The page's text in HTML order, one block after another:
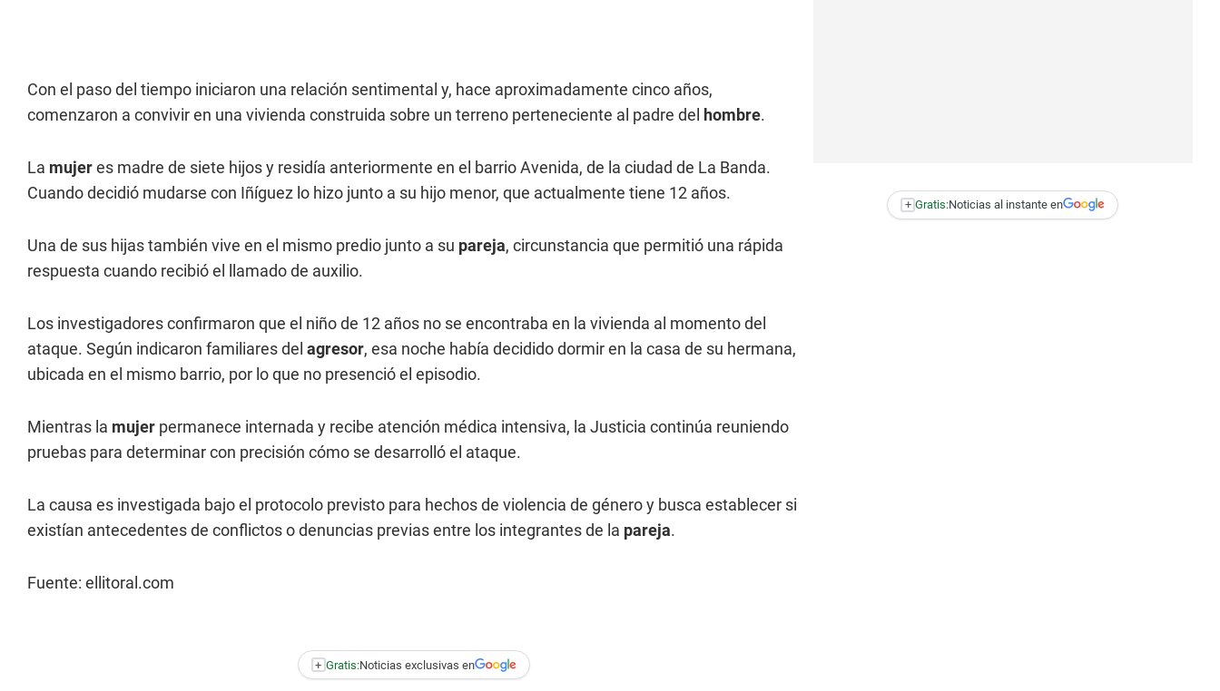
Con el paso del tiempo iniciaron una relación sentimental y, hace aproximadamente cinco años,
comenzaron a convivir en una vivienda construida sobre un terreno perteneciente al padre del hombre.
La mujeres madre de siete hijos y residía anteriormente en el barrio Avenida, de la ciudad de La Banda.
Cuando decidió mudarse con Iñíguez lo hizo junto a su hijo menor, que actualmente tiene 12 años.
Una de sus hijas también vive en el mismo predio junto a su pareja, circunstancia que permitió una rápida
respuesta cuando recibió el llamado de auxilio.
Los investigadores confirmaron que el niño de 12 años no se encontraba en la vivienda al momento del
ataque. Según indicaron familiares del agresor, esa noche había decidido dormir en la casa de su hermana,
ubicada en el mismo barrio, por lo que no presenció el episodio.
Mientras la mujer permanece internada y recibe atención médica intensiva, la Justicia continúa reuniendo
pruebas para determinar con precisión cómo se desarrolló el ataque.
La causa es investigada bajo el protocolo previsto para hechos de violencia de género y busca establecer si
existían antecedentes de conflictos o denuncias previas entre los integrantes de la pareja.
Fuente: ellitoral.com
+ Gratis:Noticias exclusivas en
+ Gratis:Noticias al instante en